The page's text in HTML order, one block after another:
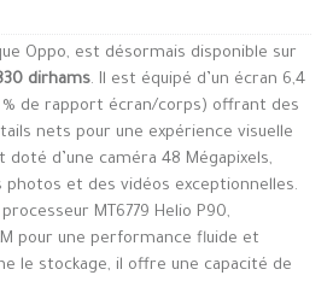
Oppo, est désormais disponible sur
dirhams. Il est équipé d’un écran 6,4
% de rapport écran/corps) offrant des
nets pour une expérience visuelle
doté d’une caméra 48 Mégapixels,
photos et des vidéos exceptionnelles.
MT6779 Helio P90,
pour une performance fluide et
le stockage, il offre une capacité de